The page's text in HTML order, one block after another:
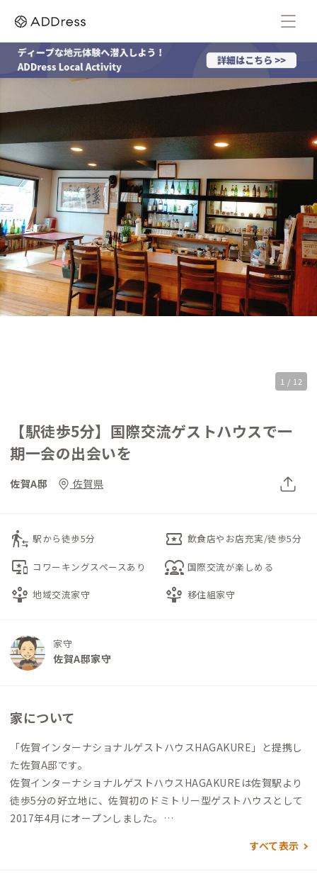
1 / 12
【駅徒歩5分】国際交流ゲストハウスで一
期一会の出会いを
佐賀A邸 佐賀県
transfer_within_a_station 駅から徒歩5分 local_activity 飲食店やお店充実/徒歩5分
important_devices コワーキングスペースあり diversity_1 国際交流が楽しめる
person_play 地域交流家守 person_play 移住組家守
家守
佐賀A邸家守
家について
「佐賀インターナショナルゲストハウスHAGAKURE」と提携し
た佐賀A邸です。
佐賀インターナショナルゲストハウスHAGAKUREは佐賀駅より
徒歩5分の好立地に、佐賀初のドミトリー型ゲストハウスとして
2017年4月にオープンしました。
塗りやタイル貼りなどのワークショップを行った”みんなで創ろ
すべて表示